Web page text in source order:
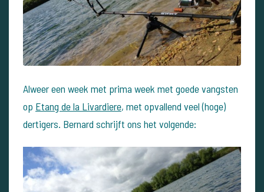
Alweer een week met prima week met goede vangsten
op Etang de la Livardiere, met opvallend veel (hoge)
dertigers. Bernard schrijft ons het volgende: